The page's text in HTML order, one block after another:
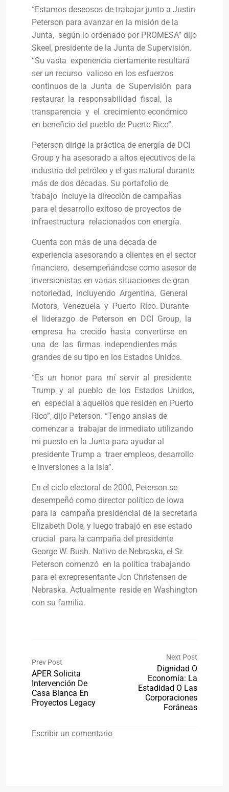
“Estamos deseosos de trabajar junto a Justin
Peterson para avanzar en la misión de la
Junta, según lo ordenado por PROMESA” dijo
Skeel, presidente de la Junta de Supervisión.
“Su vasta experiencia ciertamente resultará
ser un recurso valioso en los esfuerzos
continuos de la Junta de Supervisión para
restaurar la responsabilidad fiscal, la
transparencia y el crecimiento económico
en beneficio del pueblo de Puerto Rico”.
Peterson dirige la práctica de energía de DCI
Group y ha asesorado a altos ejecutivos de la
industria del petróleo y el gas natural durante
más de dos décadas. Su portafolio de
trabajo incluye la dirección de campañas
para el desarrollo exitoso de proyectos de
infraestructura relacionados con energía.
Cuenta con más de una década de
experiencia asesorando a clientes en el sector
financiero, desempeñándose como asesor de
inversionistas en varias situaciones de gran
notoriedad, incluyendo Argentina, General
Motors, Venezuela y Puerto Rico. Durante
el liderazgo de Peterson en DCI Group, la
empresa ha crecido hasta convertirse en
una de las firmas independientes más
grandes de su tipo en los Estados Unidos.
“Es un honor para mí servir al presidente
Trump y al pueblo de los Estados Unidos,
en especial a aquellos que residen en Puerto
Rico”, dijo Peterson. “Tengo ansias de
comenzar a trabajar de inmediato utilizando
mi puesto en la Junta para ayudar al
presidente Trump a traer empleos, desarrollo
e inversiones a la isla”.
En el ciclo electoral de 2000, Peterson se
desempeñó como director político de Iowa
para la campaña presidencial de la secretaria
Elizabeth Dole, y luego trabajó en ese estado
crucial para la campaña del presidente
George W. Bush. Nativo de Nebraska, el Sr.
Peterson comenzó en la política trabajando
para el exrepresentante Jon Christensen de
Nebraska. Actualmente reside en Washington
con su familia.
Prev Post
APER Solicita
Intervención De
Casa Blanca En
Proyectos Legacy
Next Post
Dignidad O
Economía: La
Estadidad O Las
Corporaciones
Foráneas
Escribir un comentario